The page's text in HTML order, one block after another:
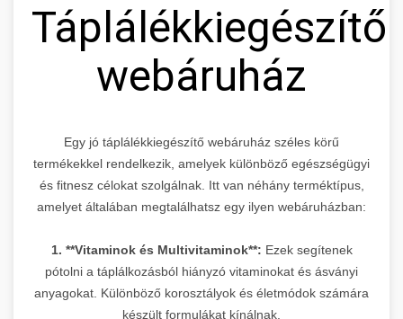
Táplálékkiegészítő
webáruház
Egy jó táplálékkiegészítő webáruház széles körű
termékekkel rendelkezik, amelyek különböző egészségügyi
és fitnesz célokat szolgálnak. Itt van néhány terméktípus,
amelyet általában megtalálhatsz egy ilyen webáruházban:
1. **Vitaminok és Multivitaminok**: Ezek segítenek
pótolni a táplálkozásból hiányzó vitaminokat és ásványi
anyagokat. Különböző korosztályok és életmódok számára
készült formulákat kínálnak.